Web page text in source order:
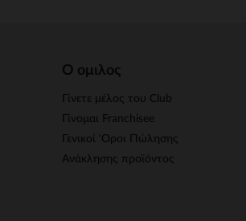
Ο ομιλος
Γίνετε μέλος του Club
Γίνομαι Franchisee
Γενικοί 'Οροι Πώλησης
Ανάκλησης προϊόντος